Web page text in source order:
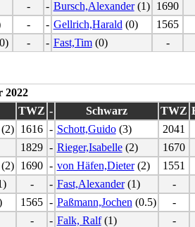
- - Bursch,Alexander(1)
1690
- - Gellrich,Harald (0)
1565
- - Fast,Tim(0) -
2022
TWZ - Schwarz TWZ
1616 - Schott,Guido(3)
2041
1829 - Rieger,Isabelle(2)
1670
1690 - von Häfen,Dieter(2)
1551
- - Fast,Alexander(1)
-
1565 - Paßmann,Jochen (0.5)
-
- - Falk, Ralf(1) -